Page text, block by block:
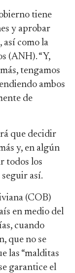
tiene
y aprobar
así como la
(ANH). “Y,
tengamos
ambos
de
que decidir
y, en algún
todos los
así.
(COB)
en medio del
cuando
que no se
las “malditas
garantice el